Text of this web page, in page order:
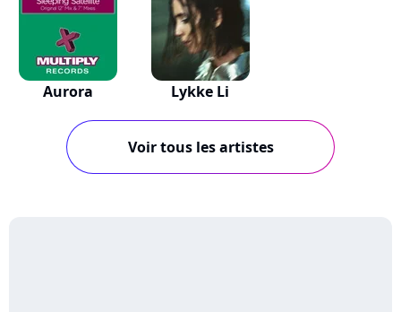
Aurora Lykke Li
Voir tous les artistes